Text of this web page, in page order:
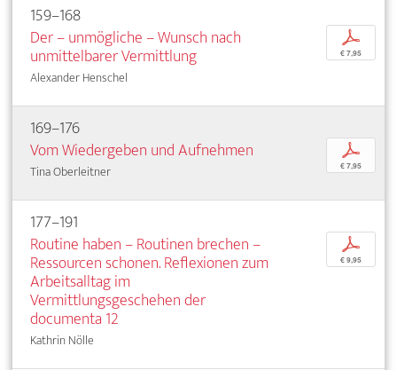
159–168
Der – unmögliche – Wunsch nach
unmittelbarer Vermittlung
Alexander Henschel
p
€ 7,95
169–176
Vom Wiedergeben und Aufnehmen
Tina Oberleitner
p
€ 7,95
177–191
Routine haben – Routinen brechen –
Ressourcen schonen. Reflexionen zum
Arbeitsalltag im
Vermittlungsgeschehen der
documenta 12
Kathrin Nölle
p
€ 9,95